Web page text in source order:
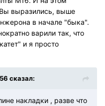
выразились, выше
в начале "быка".
варили так, что
и я просто
сказал:
накладки , разве что